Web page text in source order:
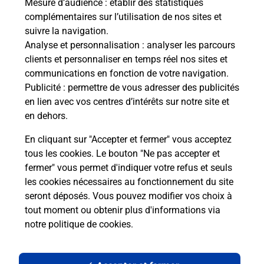
Mesure d’audience : établir des statistiques
complémentaires sur l’utilisation de nos sites et
suivre la navigation.
Analyse et personnalisation : analyser les parcours
clients et personnaliser en temps réel nos sites et
communications en fonction de votre navigation.
Publicité : permettre de vous adresser des publicités
en lien avec vos centres d’intérêts sur notre site et
en dehors.
En cliquant sur "Accepter et fermer" vous acceptez
tous les cookies. Le bouton "Ne pas accepter et
fermer" vous permet d'indiquer votre refus et seuls
les cookies nécessaires au fonctionnement du site
seront déposés. Vous pouvez modifier vos choix à
tout moment ou obtenir plus d'informations via
notre politique de cookies.
Boîte aux lettres La Poste
Collecte du courrier aujourd'hui à 08h30
10 Rue Des Tilleuls
39290 Dammartin Marpain
Le lien s'ouvre dans un nouvel onglet
Localiser Liste Boîtes aux lettres Jura Dammartin Marpain